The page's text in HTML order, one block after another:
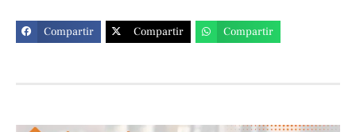
Compartir Compartir Compartir